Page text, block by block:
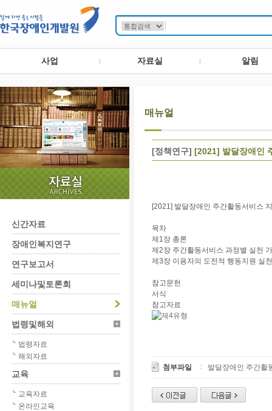
사업 자료실 알림
신간자료
장애인복지연구
연구보고서
세미나및토론회
매뉴얼
법령및해외
법령자료
해외자료
교육
교육자료
온라인교육
매뉴얼
[정책연구] [2021] 발달장애인
[2021] 발달장애인 주간활동서비스
목차
제1장 총론
제2장 주간활동서비스 과정별 실천
제3장 이용자의 도전적 행동지원 실
참고문헌
서식
참고자료
첨부파일 발달장애인 주간활